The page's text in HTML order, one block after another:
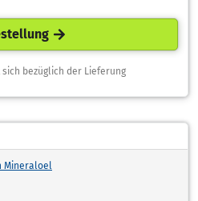
bezüglich der Lieferung
Mineraloel